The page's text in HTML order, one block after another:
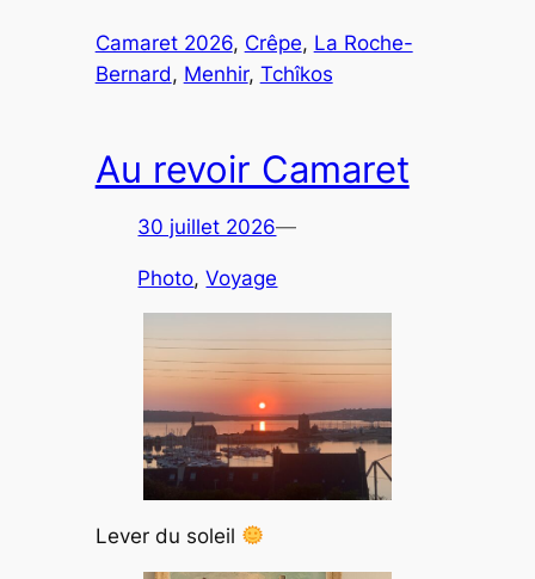
Camaret 2026, Crêpe, La Roche-
Bernard, Menhir, Tchîkos
Au revoir Camaret
30 juillet 2026—
Photo, Voyage
Lever du soleil